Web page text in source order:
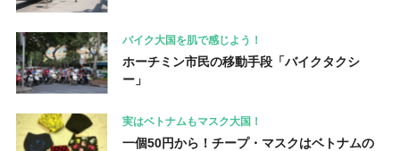
バイク大国を肌で感じよう！
ホーチミン市民の移動手段「バイクタクシ
ー」
実はベトナムもマスク大国！
一個50円から！チープ・マスクはベトナムの